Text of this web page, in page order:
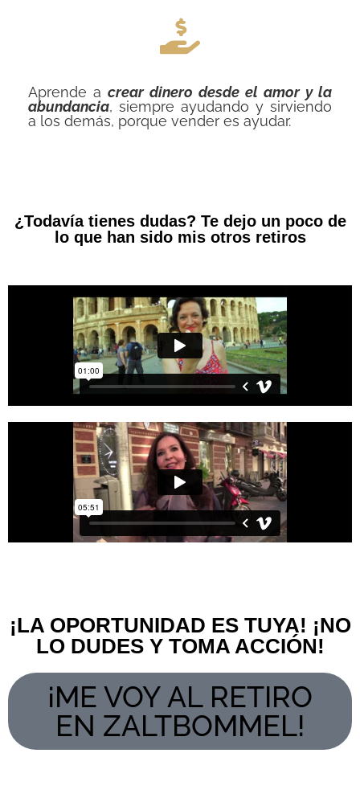
Aprende a crear dinero desde el amor y la
abundancia, siempre ayudando y sirviendo
a los demás, porque vender es ayudar.
¿Todavía tienes dudas? Te dejo un poco de
lo que han sido mis otros retiros
¡LA OPORTUNIDAD ES TUYA! ¡NO
LO DUDES Y TOMA ACCIÓN!
¡ME VOY AL RETIRO
EN ZALTBOMMEL!